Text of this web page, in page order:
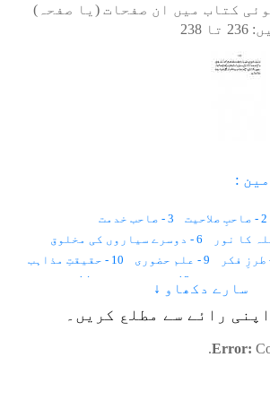
کتاب میں ان صفحات (یا صفحہ)
236 تا 238
:
2 - صاحبِ صلاحیت
3 - صاحب خدمت
6 - دوسرے سیاروں کی مخلوق
9 - علم حضوری
10 - حقیقتِ مذاہب
13 - ماوراء ذات
14 - تصرف
17 - اعراف کیا ہے
19 - جسمِ مثالی
20 - روشنیوں کا ہالہ
فکر – 1
سارے دکھاو ↓
رائے سے مطلع کریں۔
Error: